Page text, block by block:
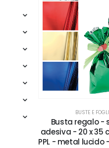
BUSTE E
Busta regalo -
adesiva - 20 x 35
PPL - metal lucido